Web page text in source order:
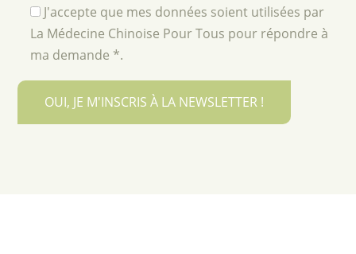
J'accepte que mes données soient utilisées par
La Médecine Chinoise Pour Tous pour répondre à
ma demande *.
OUI, JE M'INSCRIS À LA NEWSLETTER !